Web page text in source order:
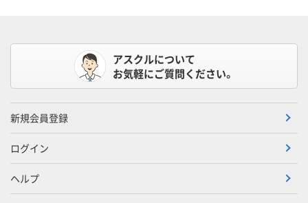
アスクルについて
お気軽にご質問ください。
新規会員登録
ログイン
ヘルプ